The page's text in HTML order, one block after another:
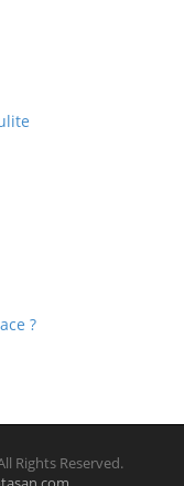
?
Rights Reserved.